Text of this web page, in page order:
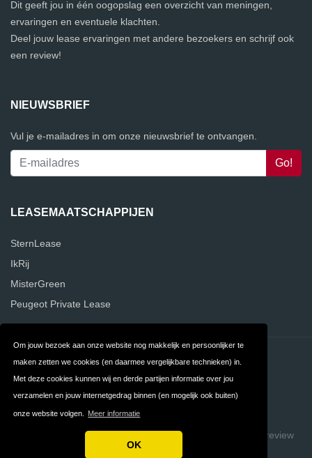
Om jouw bezoek aan onze website nog makkelijk en persoonlijker te
maken zetten we cookies (en daarmee vergelijkbare technieken) in.
Met deze cookies kunnen wij en derde partijen informatie over jou
verzamelen en jouw internetgedrag binnen (en mogelijk ook buiten)
onze website volgen. Meer informatie
OK
Dit geeft jou in één oogopslag een overzicht van meningen,
ervaringen en eventuele klachten.
Deel jouw lease ervaringen met andere bezoekers en schrijf ook
een review!
NIEUWSBRIEF
Vul je e-mailadres in om onze nieuwsbrief te ontvangen.
LEASEMAATSCHAPPIJEN
SternLease
IkRij
MisterGreen
Peugeot Private Lease
Contact Privacy
Algemene FAQ
Copyright © 2026 VergelijkLeasemaatschappijen
Build review
sites with ReviewTycoon